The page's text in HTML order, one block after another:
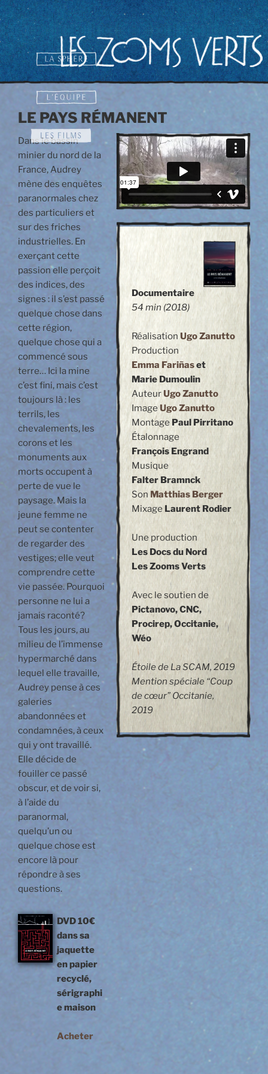
Aller
au
contenu
principal
LE PAYS RÉMANENT
Dans le bassin
minier du nord de la
France, Audrey
mène des enquêtes
paranormales chez
des particuliers et
sur des friches
industrielles. En
exerçant cette
passion elle perçoit
des indices, des
signes : il s’est passé
quelque chose dans
cette région,
quelque chose qui a
commencé sous
terre… Ici la mine
c’est fini, mais c’est
toujours là : les
terrils, les
chevalements, les
corons et les
monuments aux
morts occupent à
perte de vue le
paysage. Mais la
jeune femme ne
peut se contenter
de regarder des
vestiges; elle veut
comprendre cette
vie passée. Pourquoi
personne ne lui a
jamais raconté?
Tous les jours, au
milieu de l’immense
hypermarché dans
lequel elle travaille,
Audrey pense à ces
galeries
abandonnées et
condamnées, à ceux
qui y ont travaillé.
Elle décide de
fouiller ce passé
obscur, et de voir si,
à l’aide du
paranormal,
quelqu’un ou
quelque chose est
encore là pour
répondre à ses
questions.
DVD10€
dans sa
jaquette
en papier
recyclé,
sérigraphi
e maison
Acheter
Documentaire
54 min (2018)
Réalisation Ugo Zanutto
Production
Emma Fariñaset
Marie Dumoulin
AuteurUgo Zanutto
Image Ugo Zanutto
Montage Paul Pirritano
Étalonnage
François Engrand
Musique
Falter Bramnck
Son Matthias Berger
Mixage Laurent Rodier
Une production
Les Docs du Nord
Les Zooms Verts
Avec le soutien de
Pictanovo, CNC,
Procirep, Occitanie,
Wéo
Étoile de La SCAM, 2019
Mention spéciale “Coup
de cœur” Occitanie,
2019